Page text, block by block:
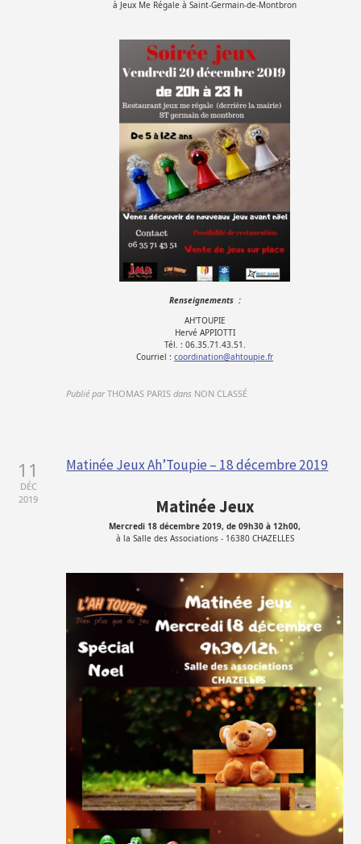
à Jeux Me Régale à Saint-Germain-de-Montbron
Renseignements :
AH'TOUPIE
Hervé APPIOTTI
Tél. : 06.35.71.43.51.
Courriel : coordination@ahtoupie.fr
Publié par THOMAS PARIS dans NON CLASSÉ
11
DÉC
2019
Matinée Jeux Ah’Toupie – 18 décembre 2019
Matinée Jeux
Mercredi 18 décembre 2019, de 09h30 à 12h00,
à la Salle des Associations - 16380 CHAZELLES